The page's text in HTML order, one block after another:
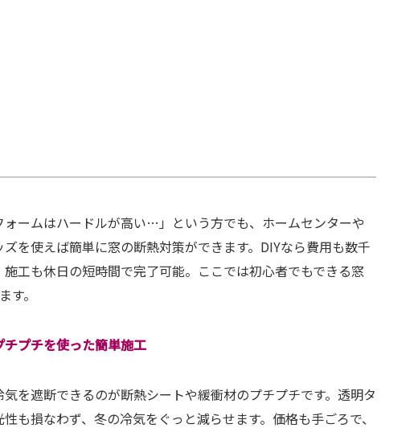
ォームはハードルが高い…」という方でも、ホームセンターや
を使えば簡単に窓の断熱対策ができます。DIYなら費用も数千
工も休日の短時間で完了可能。ここでは初心者でもできる窓
す。
プチを使った簡単施工
を遮断できるのが断熱シートや緩衝材のプチプチです。透明タ
も損なわず、冬の冷気をぐっと減らせます。価格も手ごろで、